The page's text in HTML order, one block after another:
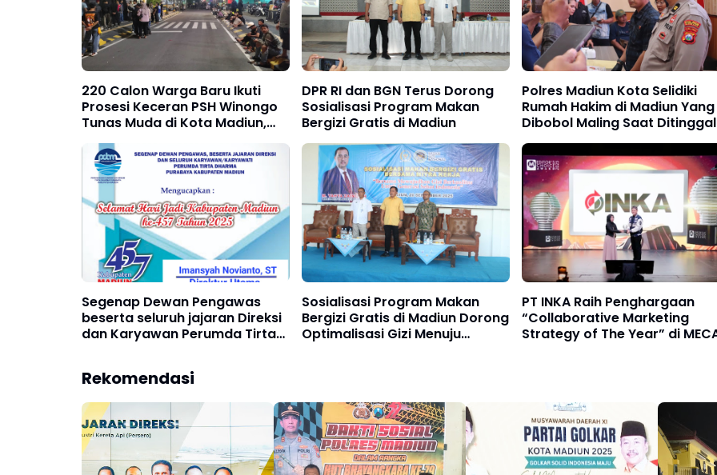
220 Calon Warga Baru Ikuti
Prosesi Keceran PSH Winongo
Tunas Muda di Kota Madiun,
Polres Madiun Kota Pastikan
Aman dan Kondusif
DPR RI dan BGN Terus Dorong
Sosialisasi Program Makan
Bergizi Gratis di Madiun
Polres Madiun Kota Selidiki
Rumah Hakim di Madiun Yang
Dibobol Maling Saat Ditinggal
Liburan, Kerugian Capai Rp
Juta
Segenap Dewan Pengawas
beserta seluruh jajaran Direksi
dan Karyawan Perumda Tirta
Jadi Kab Madiun ke 457 Tahun
2025
Sosialisasi Program Makan
Bergizi Gratis di Madiun Dorong
Optimalisasi Gizi Menuju
PT INKA Raih Penghargaan
“Collaborative Marketing
Strategy of The Year” di
Rekomendasi